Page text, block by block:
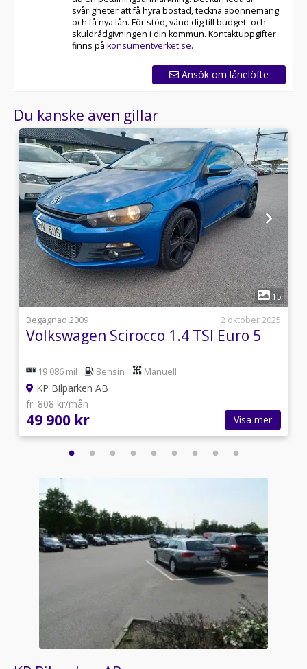
svårigheter att få hyra bostad, teckna abonnemang
och få nya lån. För stöd, vänd dig till budget- och
skuldrådgivningen i din kommun. Kontaktuppgifter
finns på konsumentverket.se.
Ansök om lånelöfte
Du kanske även gillar
1
15
Begagnad 2009
2 oktober 2025
Volkswagen Scirocco 1.4 TSI Euro 5
19 086 mil Bensin Manuell
KP Bilparken AB
fr. 808 kr/mån
49 900 kr Visa mer